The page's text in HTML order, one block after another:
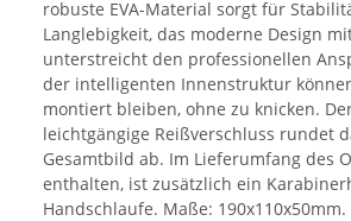
robuste EVA-Material sorgt für
Langlebigkeit, das moderne Design
unterstreicht den professionellen
der intelligenten Innenstruktur
montiert bleiben, ohne zu knicken.
leichtgängige Reißverschluss rundet
Gesamtbild ab. Im Lieferumfang des
enthalten, ist zusätzlich ein
Handschlaufe. Maße: 190x110x50mm.